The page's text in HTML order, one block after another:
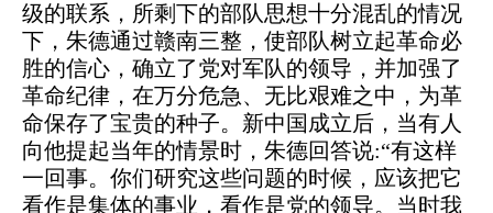
级的联系，所剩下的部队思想十分混乱的情况
下，朱德通过赣南三整，使部队树立起革命必
胜的信心，确立了党对军队的领导，并加强了
革命纪律，在万分危急、无比艰难之中，为革
命保存了宝贵的种子。新中国成立后，当有人
向他提起当年的情景时，朱德回答说:“有这样
一回事。你们研究这些问题的时候，应该把它
看作是集体的事业，看作是党的领导。当时我